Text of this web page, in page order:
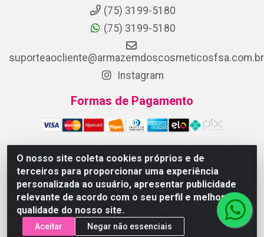
O nosso site coleta cookies próprios e de
terceiros para proporcionar uma experiência
personalizada ao usuário, apresentar publicidade
relevante de acordo com o seu perfil e melhorar a
qualidade do nosso site.
Aceitar Negar não essenciais
(75) 3199-5180
(75) 3199-5180
suporteaocliente@armazemdoscosmeticosfsa.com.br
Instagram
Formas de Pagamento
ARMAZEM DOS COSMETICOS DISTRIBUIDORA LTDA -
Av.Transnordestina, 2222 - Parque Ipê, Feira de Santana/BA -
CEP 44.054-008 - CNPJ 07.246.802/0001-25